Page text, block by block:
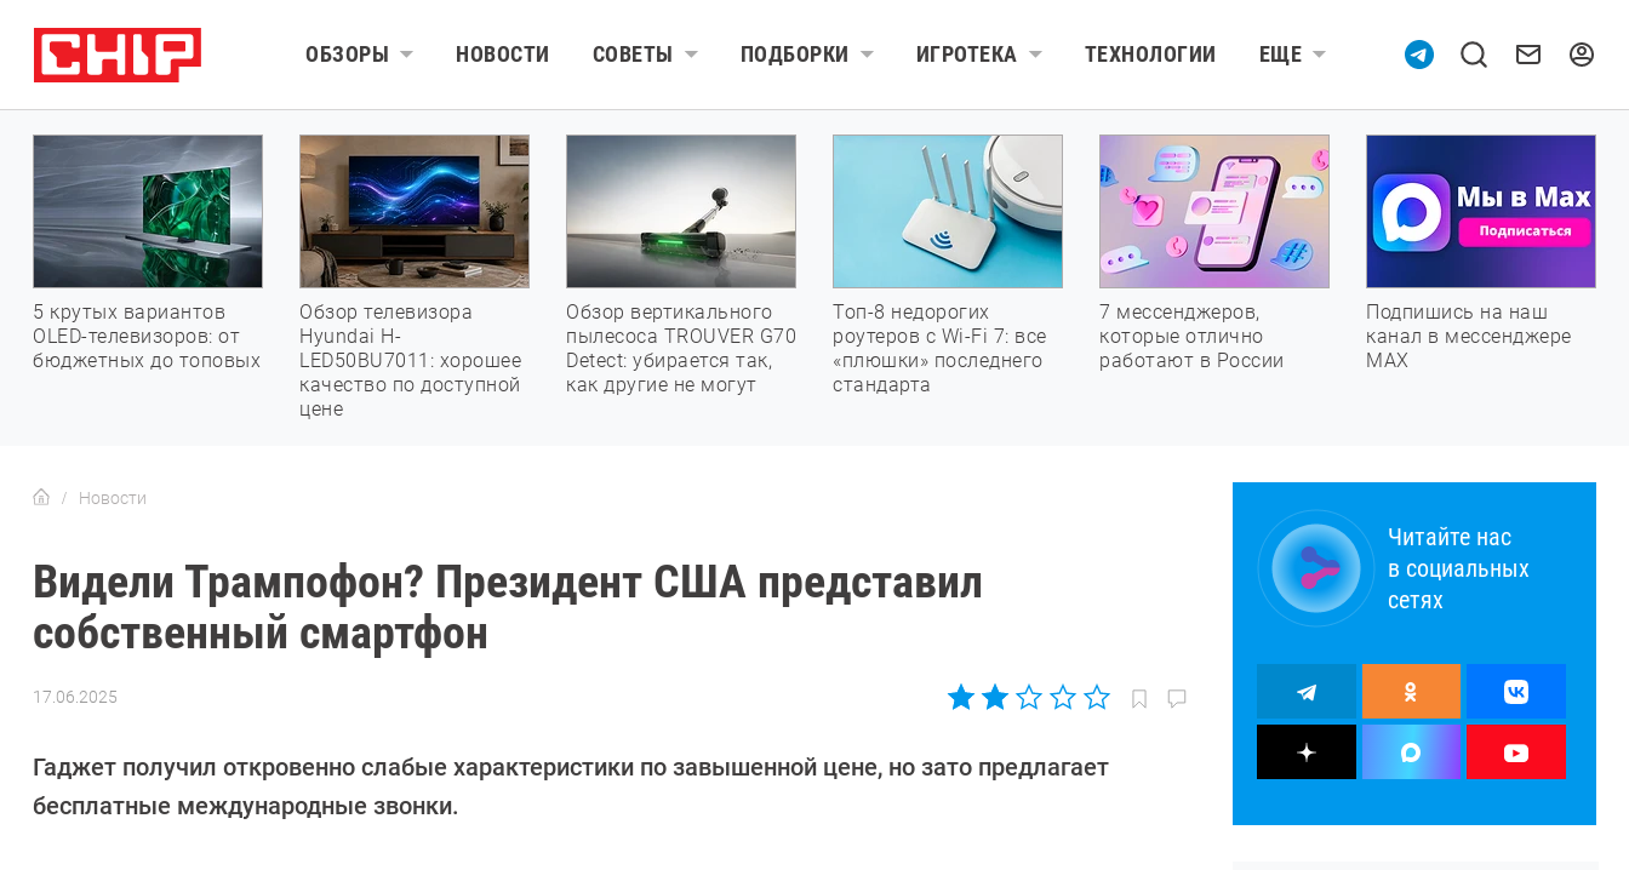
ОБЗОРЫ НОВОСТИ СОВЕТЫ ПОДБОРКИ ИГРОТЕКА ТЕХНОЛОГИИ ЕЩЕ
5 крутых вариантов
OLED-телевизоров: от
бюджетных до топовых
Обзор телевизора
Hyundai H-
LED50BU7011: хорошее
качество по доступной
цене
Обзор вертикального
пылесоса TROUVER G70
Detect: убирается так,
как другие не могут
Топ-8 недорогих
роутеров с Wi-Fi 7: все
«плюшки» последнего
стандарта
7 мессенджеров,
которые отлично
работают в России
Подпишись на наш
канал в мессенджере
МАХ
Новости
Видели Трампофон? Президент США представил
собственный смартфон
17.06.2025
Довлатова
Гаджет получил откровенно слабые характеристики по завышенной цене, но зато предлагает
бесплатные международные звонки.
Читайте нас
в социальных
сетях